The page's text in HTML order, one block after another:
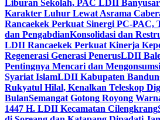
Liburan Sekolah, PAC LDII
Karakter Luhur Lewat Asrama
Rancaekek Perkuat Sinergi PC-PAC,
dan PengabdianKonsolidasi dan
LDII Rancaekek Perkuat Kinerja
Regenerasi Generasi PenerusLDII
Pentingnya Mencari dan
Syariat IslamLDII Kabupaten
Rukyatul Hilal, Kenalkan Teleskop
BulanSemangat Gotong Royong
1447 H. LDII Kecamatan Cilengkrang